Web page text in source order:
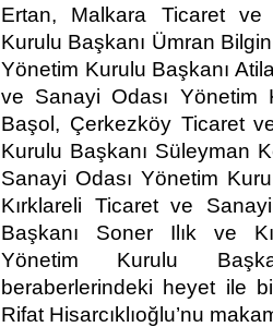
Ertan, Malkara Ticaret ve
Kurulu Başkanı Ümran
Yönetim Kurulu Başkanı
ve Sanayi Odası Yönetim
Başol, Çerkezköy Ticaret
Kurulu Başkanı Süleyman
Sanayi Odası Yönetim
Kırklareli Ticaret ve
Başkanı Soner Ilık ve
Yönetim Kurulu
beraberlerindeki heyet ile
Rifat Hisarcıklıoğlu’nu